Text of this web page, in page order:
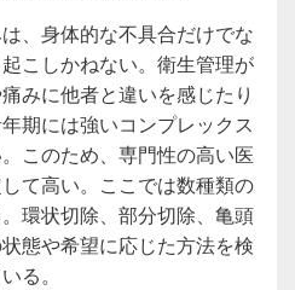
、身体的な不具合だけでな
こしかねない。衛生管理が
みに他者と違いを感じたり
期には強いコンプレックス
このため、専門性の高い医
て高い。ここでは数種類の
環状切除、部分切除、亀頭
態や希望に応じた方法を検
る。